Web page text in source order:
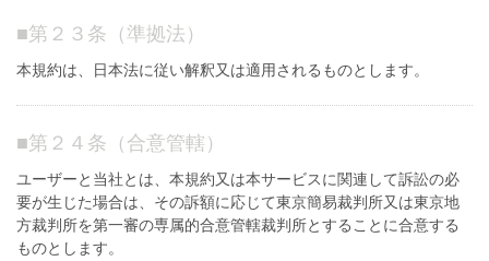
■第２３条（準拠法）
本規約は、日本法に従い解釈又は適用されるものとします。
■第２４条（合意管轄）
ユーザーと当社とは、本規約又は本サービスに関連して訴訟の必
要が生じた場合は、その訴額に応じて東京簡易裁判所又は東京地
方裁判所を第一審の専属的合意管轄裁判所とすることに合意する
ものとします。